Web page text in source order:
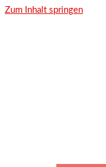
Zum Inhalt springen